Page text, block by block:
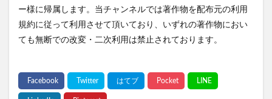
ー様に帰属します。当チャンネルでは著作物を配布元の利用
規約に従って利用させて頂いており、いずれの著作物におい
ても無断での改変・二次利用は禁止されております。